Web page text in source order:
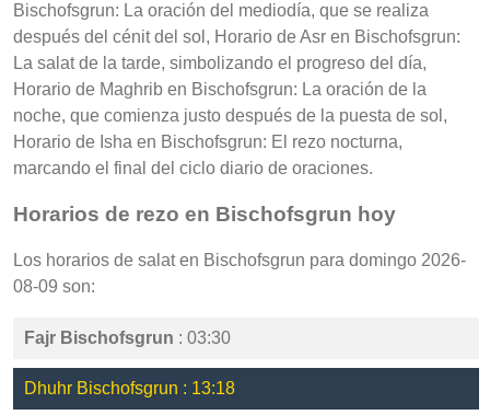
Bischofsgrun: La oración del mediodía, que se realiza
después del cénit del sol, Horario de Asr en Bischofsgrun:
La salat de la tarde, simbolizando el progreso del día,
Horario de Maghrib en Bischofsgrun: La oración de la
noche, que comienza justo después de la puesta de sol,
Horario de Isha en Bischofsgrun: El rezo nocturna,
marcando el final del ciclo diario de oraciones.
Horarios de rezo en Bischofsgrun hoy
Los horarios de salat en Bischofsgrun para domingo 2026-
08-09 son:
Fajr Bischofsgrun : 03:30
Dhuhr Bischofsgrun : 13:18